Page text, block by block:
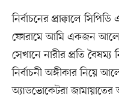
নির্বাচনের প্রাক্কালে
ফোরামে আমি একজন
সেখানে নারীর প্রতি
নির্বাচনী অঙ্গীকার নিয়ে
অ্যাডভোকেটরা জামায়াতের